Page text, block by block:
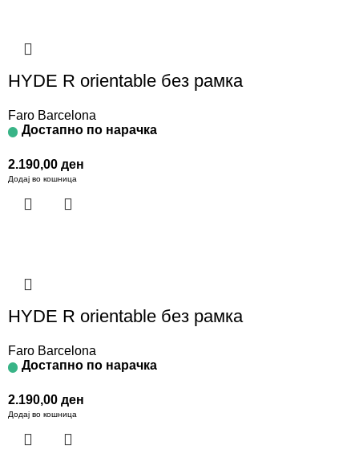
HYDE R orientable без рамка
Faro Barcelona
Достапно по нарачка
2.190,00 ден
Додај во кошница
HYDE R orientable без рамка
Faro Barcelona
Достапно по нарачка
2.190,00 ден
Додај во кошница